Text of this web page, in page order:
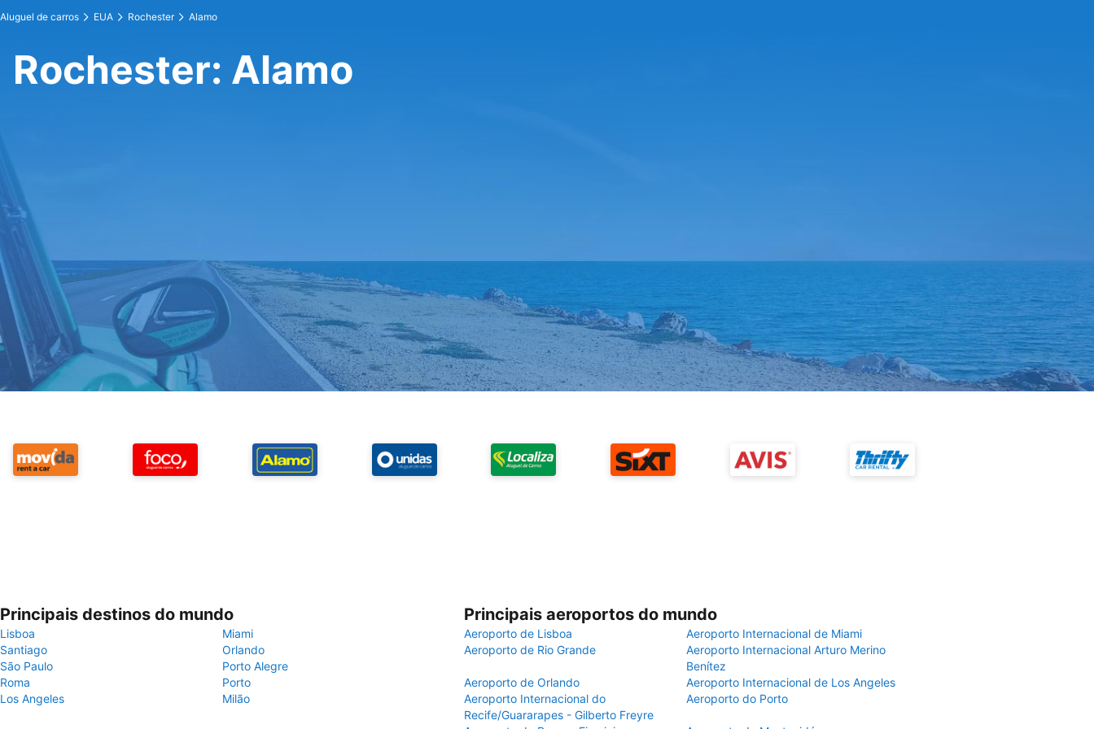
Aluguel de carros EUA Rochester Alamo
Rochester: Alamo
Principais destinos do mundo
Lisboa
Miami
Santiago
Orlando
São Paulo
Porto Alegre
Roma
Porto
Los Angeles
Milão
Principais aeroportos do mundo
Aeroporto de Lisboa
Aeroporto Internacional de Miami
Aeroporto de Rio Grande
Aeroporto Internacional Arturo Merino
Benítez
Aeroporto de Orlando
Aeroporto Internacional de Los Angeles
Aeroporto Internacional do
Recife/Guararapes - Gilberto Freyre
Aeroporto do Porto